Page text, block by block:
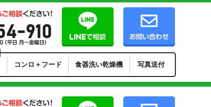
コンロ＋フード 食器洗い乾燥機 写真送付